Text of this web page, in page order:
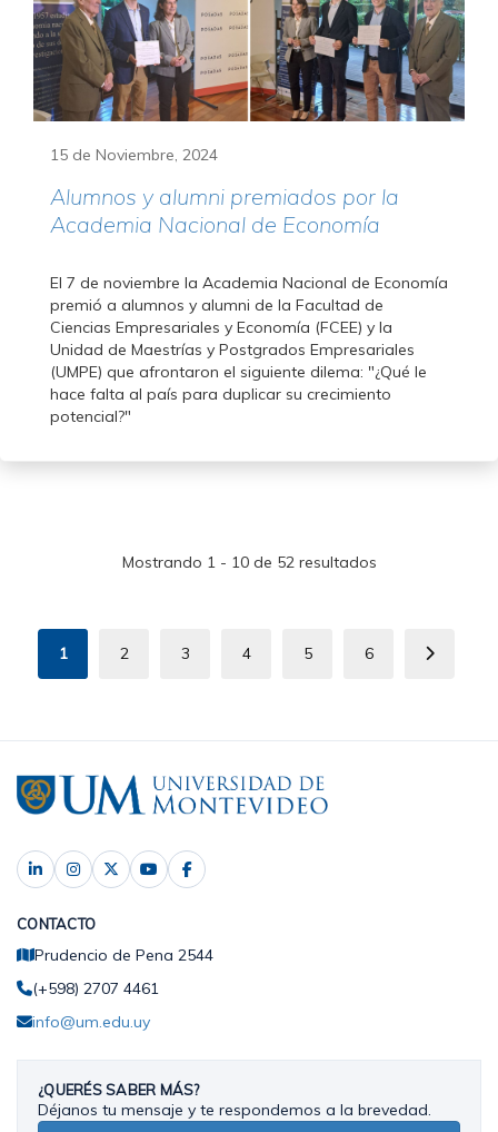
15 de Noviembre, 2024
Alumnos y alumni premiados por la
Academia Nacional de Economía
El 7 de noviembre la Academia Nacional de Economía
premió a alumnos y alumni de la Facultad de
Ciencias Empresariales y Economía (FCEE) y la
Unidad de Maestrías y Postgrados Empresariales
(UMPE) que afrontaron el siguiente dilema: "¿Qué le
hace falta al país para duplicar su crecimiento
potencial?"
Mostrando 1 - 10 de 52 resultados
Página
1
Page
2
Page
3
Page
4
Page
5
Page
6
Siguiente
CONTACTO
Prudencio de Pena 2544
(+598) 2707 4461
info@um.edu.uy
¿QUERÉS SABER MÁS?
Déjanos tu mensaje y te respondemos a la brevedad.